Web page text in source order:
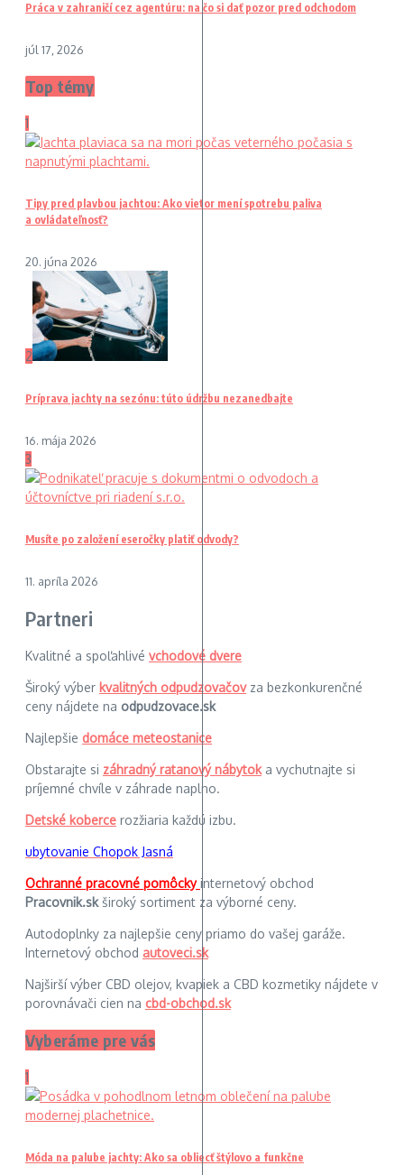
Práca v zahraničí cez agentúru: na čo si dať pozor pred odchodom
júl 17, 2026
Top témy
1
Tipy pred plavbou jachtou: Ako vietor mení spotrebu paliva
a ovládateľnosť?
20. júna 2026
2
Príprava jachty na sezónu: túto údržbu nezanedbajte
16. mája 2026
3
Musíte po založení eseročky platiť odvody?
11. apríla 2026
Partneri
Kvalitné a spoľahlivé vchodové dvere
Široký výber kvalitných odpudzovačovza bezkonkurenčné
ceny nájdete na odpudzovace.sk
Najlepšie domáce meteostanice
Obstarajte si záhradný ratanový nábytoka vychutnajte si
príjemné chvíle v záhrade naplno.
Detské koberce rozžiaria každú izbu.
ubytovanie Chopok Jasná
Ochranné pracovné pomôckyinternetový obchod
Pracovnik.skširoký sortiment za výborné ceny.
Autodoplnky za najlepšie ceny priamo do vašej garáže.
Internetový obchod autoveci.sk
Najširší výber CBD olejov, kvapiek a CBD kozmetiky nájdete v
porovnávači cien na cbd-obchod.sk
Vyberáme pre vás
1
Móda na palube jachty: Ako sa obliecť štýlovo a funkčne